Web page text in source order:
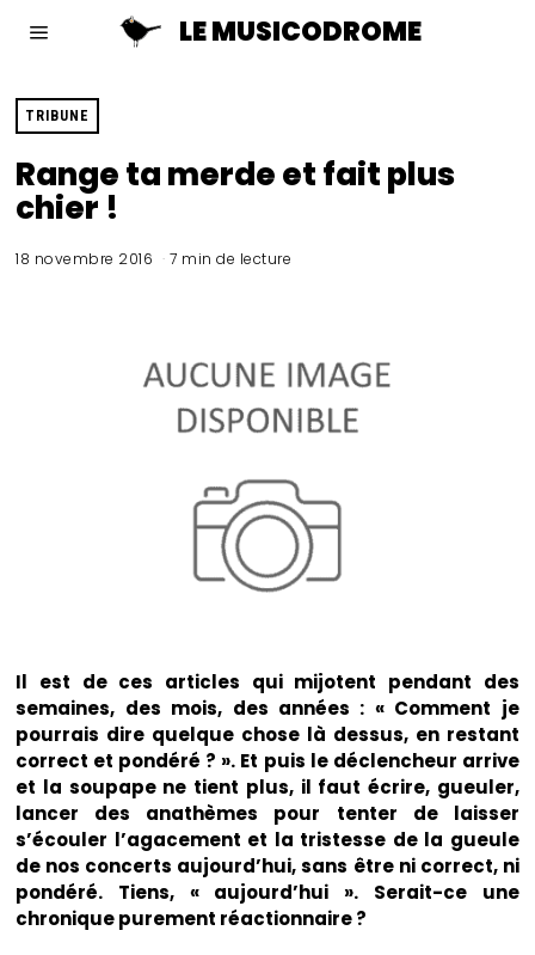
LE MUSICODROME
TRIBUNE
Range ta merde et fait plus
chier !
18 novembre 2016 7 min de lecture
Il est de ces articles qui mijotent pendant des
semaines, des mois, des années : « Comment je
pourrais dire quelque chose là dessus, en restant
correct et pondéré ? ». Et puis le déclencheur arrive
et la soupape ne tient plus, il faut écrire, gueuler,
lancer des anathèmes pour tenter de laisser
s’écouler l’agacement et la tristesse de la gueule
de nos concerts aujourd’hui, sans être ni correct, ni
pondéré. Tiens, « aujourd’hui ». Serait-ce une
chronique purement réactionnaire ?